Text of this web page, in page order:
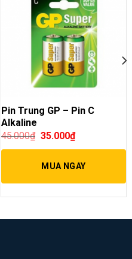
Pin Trung GP – Pin C
Alkaline
45.000₫ 35.000₫
MUA NGAY